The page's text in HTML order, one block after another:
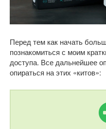
Перед тем как начать
познакомиться с моим
доступа. Все дальнейшее
опираться на этих «китов»: